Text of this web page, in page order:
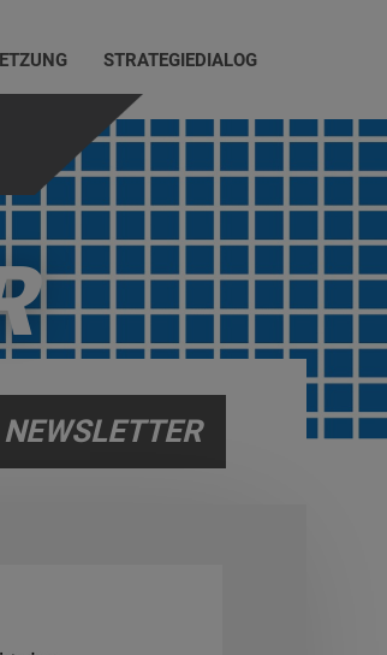
STRATEGIEDIALOG
NEWSLETTER